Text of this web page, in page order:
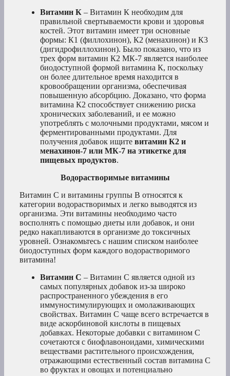
Витамин К – Витамин К необходим для
правильной свертываемости крови и здоровья
костей. Этот витамин имеет три основные
формы: К1 (филлохинон), К2 (менахинон) и К3
(дигидрофиллохинон). Было показано, что из
трех форм витамин К2 МК-7 является наиболее
биодоступной формой витамина К, поскольку
он более длительное время находится в
кровообращении организма, обеспечивая
повышенную абсорбцию. Доказано, что форма
витамина К2 способствует снижению риска
хронических заболеваний, и ее можно
употреблять с молочными продуктами, мясом и
ферментированными продуктами. Для
получения добавок ищите витамин К2 и
менахинон-7 или МК-7 на этикетке для
пищевых продуктов.
Водорастворимые витамины
Витамин С и витамины группы В относятся к
категории водорастворимых и легко выводятся из
организма. Эти витамины необходимо часто
восполнять с помощью диеты или добавок, и они
редко накапливаются в организме до токсичных
уровней. Ознакомьтесь с нашим списком наиболее
биодоступных форм каждого водорастворимого
витамина!
Витамин С – Витамин С является одной из
самых популярных добавок из-за широко
распространенного убеждения в его
иммуностимулирующих и омолаживающих
свойствах. Витамин С чаще всего встречается в
виде аскорбиновой кислоты в пищевых
добавках. Некоторые добавки с витамином С
сочетаются с биофлавоноидами, химическими
веществами растительного происхождения,
отражающими естественный состав витамина С
во фруктах и овощах и потенциально